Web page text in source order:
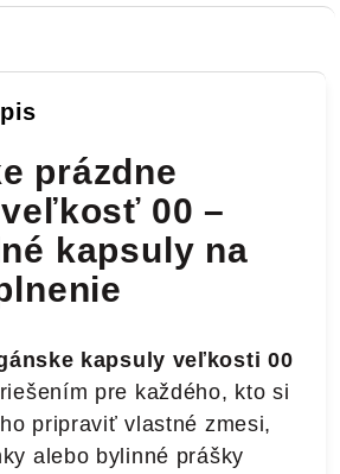
prázdne
00 –
kapsuly na
kapsuly veľkosti 00
pre každého, kto si
pripraviť vlastné zmesi,
alebo bylinné prášky